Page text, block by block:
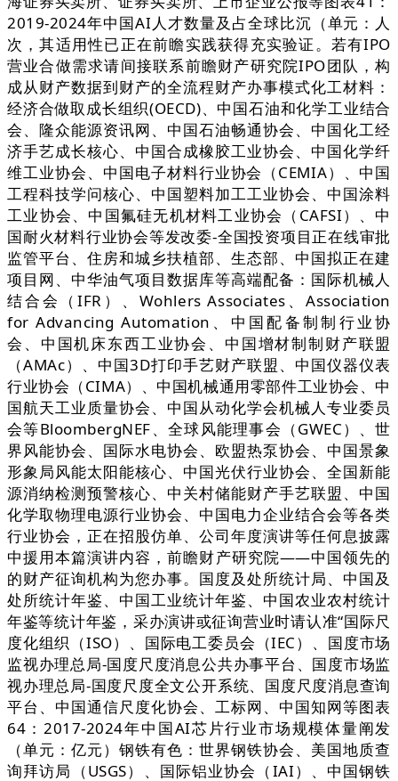
2019-2024年中国AI人才数量及占全球比沉（单元：人
次，其适用性已正在前瞻实践获得充实验证。若有IPO
营业合做需求请间接联系前瞻财产研究院IPO团队，构
成从财产数据到财产的全流程财产办事模式化工材料：
经济合做取成长组织(OECD)、中国石油和化学工业结合
会、隆众能源资讯网、中国石油畅通协会、中国化工经
济手艺成长核心、中国合成橡胶工业协会、中国化学纤
维工业协会、中国电子材料行业协会（CEMIA）、中国
工程科技学问核心、中国塑料加工工业协会、中国涂料
工业协会、中国氟硅无机材料工业协会（CAFSI）、中
国耐火材料行业协会等发改委-全国投资项目正在线审批
监管平台、住房和城乡扶植部、生态部、中国拟正在建
项目网、中华油气项目数据库等高端配备：国际机械人
结合会（IFR）、Wohlers Associates、Association
for Advancing Automation、中国配备制制行业协
会、中国机床东西工业协会、中国增材制制财产联盟
（AMAc）、中国3D打印手艺财产联盟、中国仪器仪表
行业协会（CIMA）、中国机械通用零部件工业协会、中
国航天工业质量协会、中国从动化学会机械人专业委员
会等BloombergNEF、全球风能理事会（GWEC）、世
界风能协会、国际水电协会、欧盟热泵协会、中国景象
形象局风能太阳能核心、中国光伏行业协会、全国新能
源消纳检测预警核心、中关村储能财产手艺联盟、中国
化学取物理电源行业协会、中国电力企业结合会等各类
行业协会，正在招股仿单、公司年度演讲等任何息披露
中援用本篇演讲内容，前瞻财产研究院——中国领先的
的财产征询机构为您办事。国度及处所统计局、中国及
处所统计年鉴、中国工业统计年鉴、中国农业农村统计
年鉴等统计年鉴，采办演讲或征询营业时请认准“国际尺
度化组织（ISO）、国际电工委员会（IEC）、国度市场
监视办理总局-国度尺度消息公共办事平台、国度市场监
视办理总局-国度尺度全文公开系统、国度尺度消息查询
平台、中国通信尺度化协会、工标网、中国知网等图表
64：2017-2024年中国AI芯片行业市场规模体量阐发
（单元：亿元）钢铁有色：世界钢铁协会、美国地质查
询拜访局（USGS）、国际铝业协会（IAI）、中国钢铁